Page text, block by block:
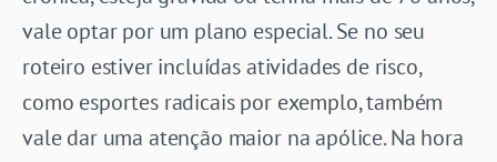
vale optar por um plano especial. Se no seu
roteiro estiver incluídas atividades de risco,
como esportes radicais por exemplo, também
vale dar uma atenção maior na apólice. Na hora